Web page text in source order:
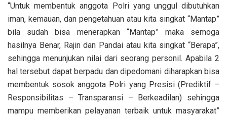
“Untuk membentuk anggota Polri yang unggul dibutuhkan
iman, kemauan, dan pengetahuan atau kita singkat “Mantap”
bila sudah bisa menerapkan “Mantap” maka semoga
hasilnya Benar, Rajin dan Pandai atau kita singkat “Berapa”,
sehingga menunjukan nilai dari seorang personil. Apabila 2
hal tersebut dapat berpadu dan dipedomani diharapkan bisa
membentuk sosok anggota Polri yang Presisi (Prediktif –
Responsibilitas – Transparansi – Berkeadilan) sehingga
mampu memberikan pelayanan terbaik untuk masyarakat”